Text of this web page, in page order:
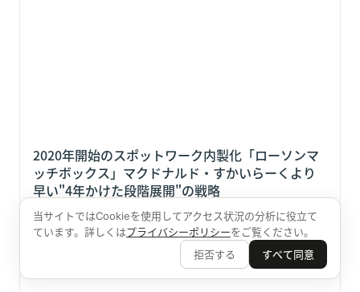
2020年開始のスポットワーク内製化「ローソンマ
ッチボックス」マクドナルド・すかいらーくより
早い"4年かけた段階展開"の戦略
採用 給与
給与前払いを福利厚生に加えると何が変わる？採用・
定着に効く5つの変化と制度設計の5つのポイント
当サイトではCookieを使用してアクセス状況の分析に役立て
ています。詳しくはプライバシーポリシーをご覧ください。
拒否する
すべて同意